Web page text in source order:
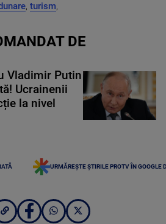
, turism,
DE
Vladimir Putin
Ucrainenii
la nivel
URMĂREȘTE ȘTIRILE PROTV ÎN GOOGLE